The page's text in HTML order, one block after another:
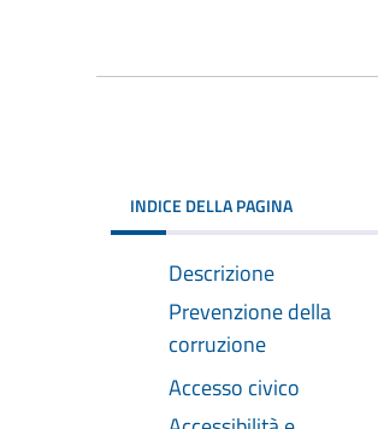
INDICE DELLA PAGINA
Descrizione
Prevenzione della
corruzione
Accesso civico